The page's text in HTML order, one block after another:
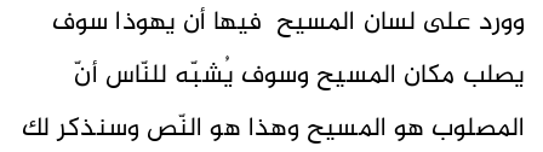
وورد على لسان المسيح فيها أن يهوذا سوف
يصلب مكان المسيح وسوف يُشبّه للنّاس أنّ
المصلوب هو المسيح وهذا هو النّص وسنذكر لك